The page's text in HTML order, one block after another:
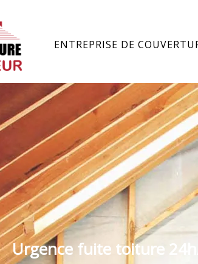
ENTREPRISE DE
Urgence fuite toiture